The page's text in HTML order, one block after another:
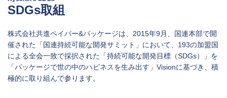
SDGs取組
株式会社共進ペイパー&パッケージは、2015年9月、国連本部で開
催された「国連持続可能な開発サミット」において、193の加盟国
による全会一致で採択された「持続可能な開発目標（SDGs）」を
「パッケージで世の中のハピネスを生み出す」Visionに基づき、積
極的に取り組んで参ります。